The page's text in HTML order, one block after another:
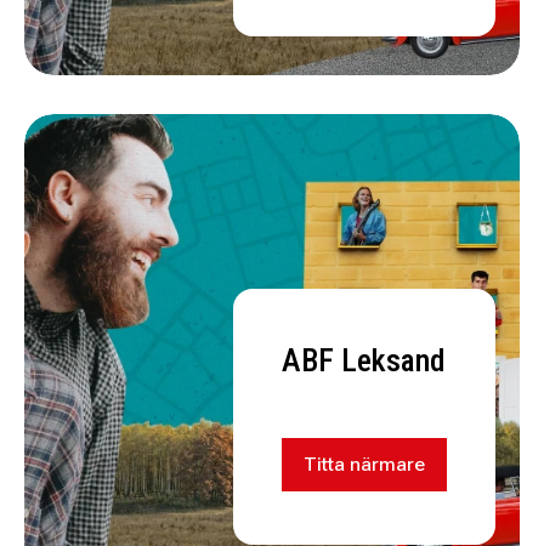
ABF Leksand
Titta närmare